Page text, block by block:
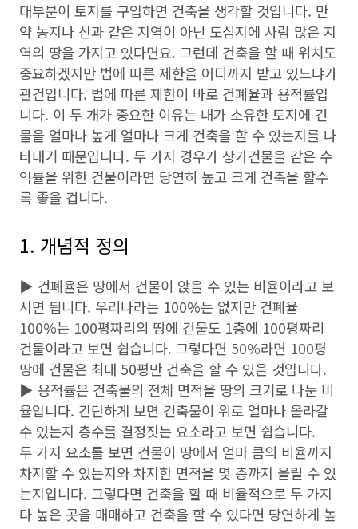
대부분이 토지를 구입하면 건축을 생각할 것입니다. 만
약 농지나 산과 같은 지역이 아닌 도심지에 사람 많은 지
역의 땅을 가지고 있다면요. 그런데 건축을 할 때 위치도
중요하겠지만 법에 따른 제한을 어디까지 받고 있느냐가
관건입니다. 법에 따른 제한이 바로 건폐율과 용적률입
니다. 이 두 개가 중요한 이유는 내가 소유한 토지에 건
물을 얼마나 높게 얼마나 크게 건축을 할 수 있는지를 나
타내기 때문입니다. 두 가지 경우가 상가건물을 같은 수
익률을 위한 건물이라면 당연히 높고 크게 건축을 할수
록 좋을 겁니다.
1. 개념적 정의
▶ 건폐율은 땅에서 건물이 앉을 수 있는 비율이라고 보
시면 됩니다. 우리나라는 100%는 없지만 건폐율
100%는 100평짜리의 땅에 건물도 1층에 100평짜리
건물이라고 보면 쉽습니다. 그렇다면 50%라면 100평
땅에 건물은 최대 50평만 건축을 할 수 있을 것입니다.
▶ 용적률은 건축물의 전체 면적을 땅의 크기로 나눈 비
율입니다. 간단하게 보면 건축물이 위로 얼마나 올라갈
수 있는지 층수를 결정짓는 요소라고 보면 쉽습니다.
두 가지 요소를 보면 건물이 땅에서 얼마 큼의 비율까지
차지할 수 있는지와 차지한 면적을 몇 층까지 올릴 수 있
는지입니다. 그렇다면 건축을 할 때 비율적으로 두 가지
다 높은 곳을 매매하고 건축을 할 수 있다면 당연하게 높